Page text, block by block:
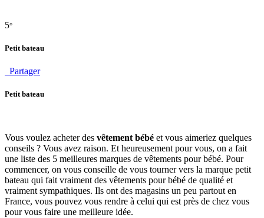
5°
Petit bateau
Partager
Petit bateau
Vous voulez acheter des vêtement bébé et vous aimeriez quelques
conseils ? Vous avez raison. Et heureusement pour vous, on a fait
une liste des 5 meilleures marques de vêtements pour bébé. Pour
commencer, on vous conseille de vous tourner vers la marque petit
bateau qui fait vraiment des vêtements pour bébé de qualité et
vraiment sympathiques. Ils ont des magasins un peu partout en
France, vous pouvez vous rendre à celui qui est près de chez vous
pour vous faire une meilleure idée.